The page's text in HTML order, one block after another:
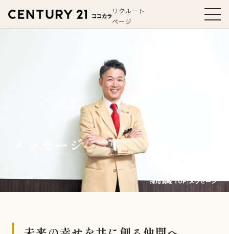
リクルート
ページ
メッセージ
採用情報 TOP/メッセージ